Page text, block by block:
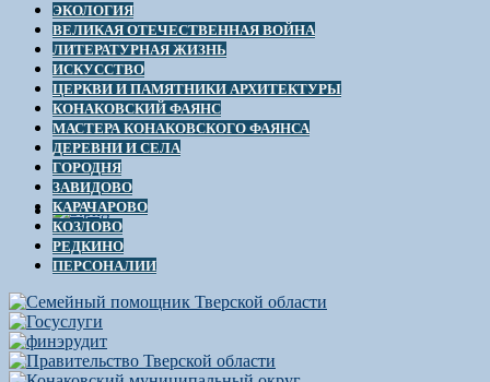
ЭКОЛОГИЯ
ВЕЛИКАЯ ОТЕЧЕСТВЕННАЯ ВОЙНА
ЛИТЕРАТУРНАЯ ЖИЗНЬ
ИСКУССТВО
ЦЕРКВИ И ПАМЯТНИКИ АРХИТЕКТУРЫ
КОНАКОВСКИЙ ФАЯНС
МАСТЕРА КОНАКОВСКОГО ФАЯНСА
ДЕРЕВНИ И СЕЛА
ГОРОДНЯ
ЗАВИДОВО
КАРАЧАРОВО
КОЗЛОВО
РЕДКИНО
ПЕРСОНАЛИИ